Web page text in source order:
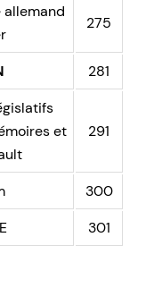
275
281
et
291
300
301